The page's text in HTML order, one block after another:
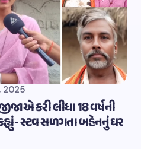
2025
કરી લીધા 18 વર્ષની
સ્ટવ સળગતા બહેનનું ઘર